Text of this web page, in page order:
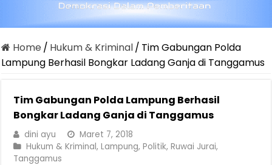
Home / Hukum & Kriminal/ Tim Gabungan Polda
Lampung Berhasil Bongkar Ladang Ganja di Tanggamus
Tim Gabungan Polda Lampung Berhasil
Bongkar Ladang Ganja di Tanggamus
dini ayu
Maret 7, 2018
Hukum & Kriminal,Lampung,Politik,Ruwai Jurai,
Tanggamus